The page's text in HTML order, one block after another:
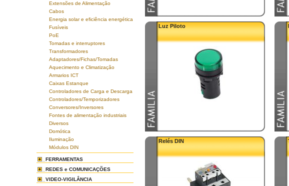
Extensões de Alimentação
Cabos
Energia solar e eficiência energética
Fusíveis
PoE
Tomadas e interruptores
Transformadores
Adaptadores/Fichas/Tomadas
Aquecimento e Climatização
Armarios ICT
Caixas Estanque
Controladores de Carga e Descarga
Controladores/Temporizadores
Conversores/Inversores
Fontes de alimentação industriais
Diversos
Domótica
Iluminação
Módulos DIN
FERRAMENTAS
REDES e COMUNICAÇÕES
VIDEO-VIGILÂNCIA
Luz Piloto
Relés DIN